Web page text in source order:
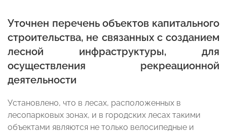
Уточнен перечень объектов капитального
строительства, не связанных с созданием
лесной инфраструктуры, для
осуществления рекреационной
деятельности
Установлено, что в лесах, расположенных в
лесопарковых зонах, и в городских лесах такими
объектами являются не только велосипедные и